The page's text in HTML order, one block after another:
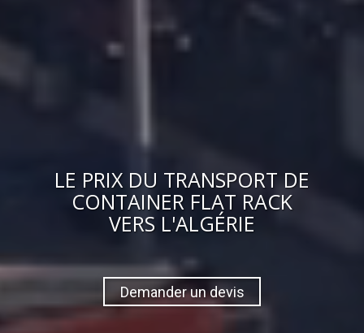
LE PRIX DU TRANSPORT DE
CONTAINER FLAT RACK
VERS L'ALGÉRIE
Demander un devis